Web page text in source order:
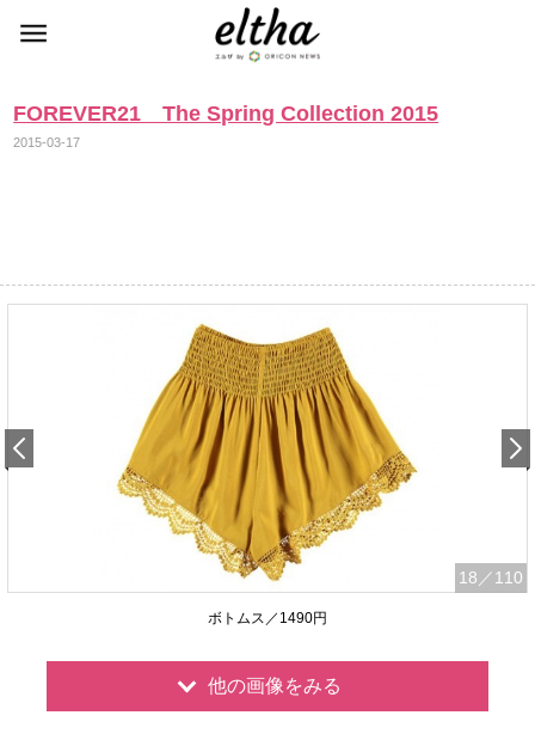
FOREVER21 The Spring Collection 2015
2015-03-17
18 ／110
ボトムス／1490円
他の画像をみる